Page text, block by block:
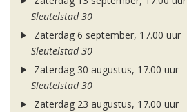
Sleutelstad 30
Zaterdag 6 september, 17.00 uur
Sleutelstad 30
Zaterdag 30 augustus, 17.00 uur
Sleutelstad 30
Zaterdag 23 augustus, 17.00 uur